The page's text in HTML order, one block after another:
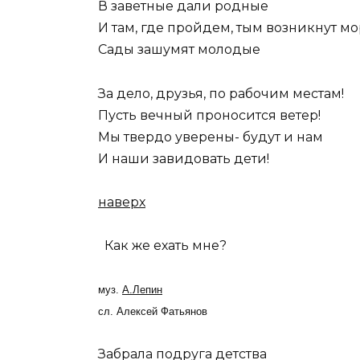
В заветные дали родные
И там, где пройдем, тым возникнут
Сады зашумят молодые
За дело, друзья, по рабочим местам!
Пусть вечный проносится ветер!
Мы твердо уверены- будут и нам
И наши завидовать дети!
наверх
Как же ехать мне?
муз. А.Лепин
сл. Алексей Фатьянов
Забрала подруга детства